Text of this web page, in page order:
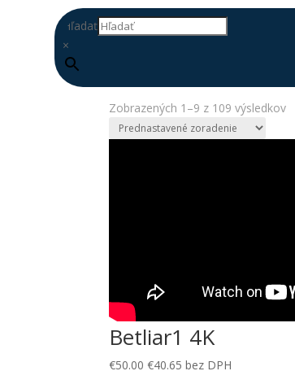
Hľadať
×
Zobrazených 1–9 z 109 výsledkov
Betliar1 4K
€50.00 €40.65 bez DPH